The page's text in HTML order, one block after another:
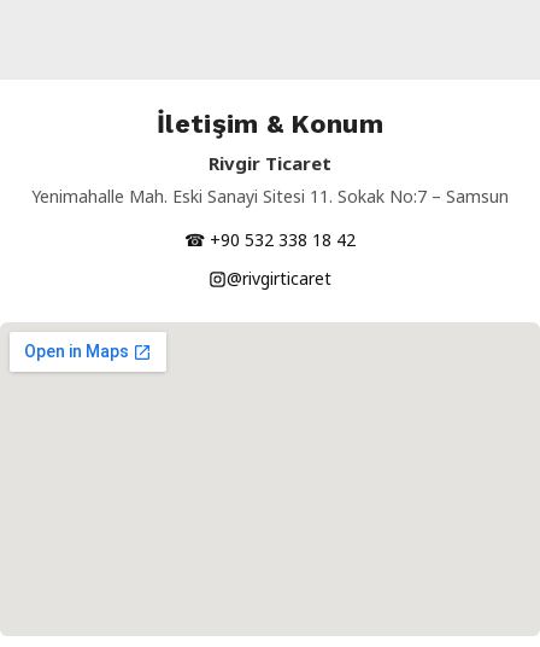
İletişim & Konum
Rivgir Ticaret
Yenimahalle Mah. Eski Sanayi Sitesi 11. Sokak No:7 – Samsun
☎ +90 532 338 18 42
@rivgirticaret